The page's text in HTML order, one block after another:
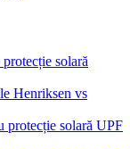
solară
Henriksen vs
protecție solară UPF